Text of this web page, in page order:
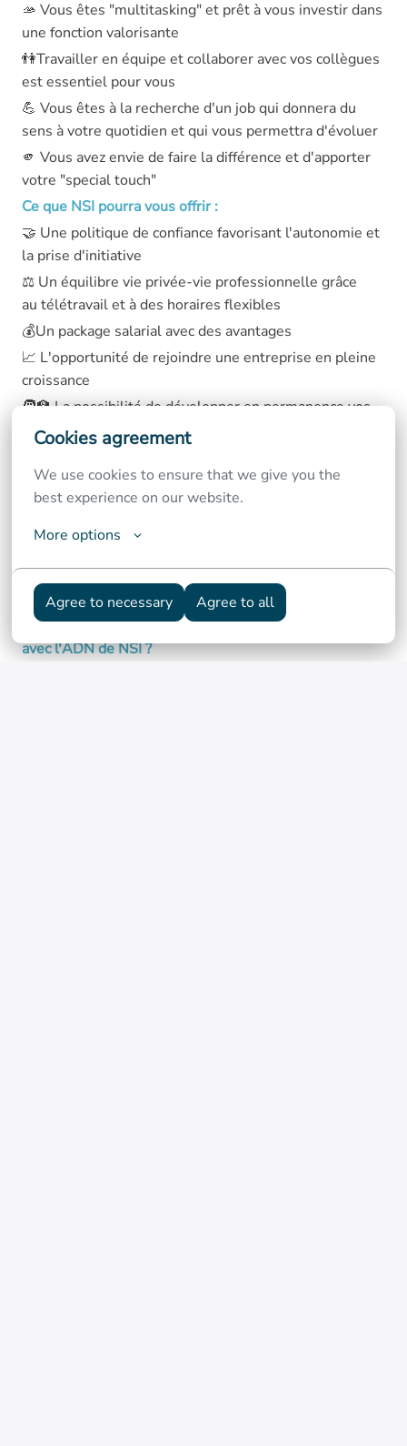
Cookies agreement
We use cookies to ensure that we give you the
best experience on our website.
More options
Agree to necessary Agree to all
🫴 Vous êtes "multitasking" et prêt à vous investir dans
une fonction valorisante
👫Travailler en équipe et collaborer avec vos collègues
est essentiel pour vous
💪 Vous êtes à la recherche d'un job qui donnera du
sens à votre quotidien et qui vous permettra d'évoluer
🫵 Vous avez envie de faire la différence et d'apporter
votre "special touch"
Ce que NSI pourra vous offrir :
🤝 Une politique de confiance favorisant l'autonomie et
la prise d'initiative
⚖️ Un équilibre vie privée-vie professionnelle grâce
au télétravail et à des horaires flexibles
💰Un package salarial avec des avantages
📈 L'opportunité de rejoindre une entreprise en pleine
croissance
🧑‍🏫 La possibilité de développer en permanence vos
compétences
passionnantes
👊 Faire partie d'une entreprise solidaire et dynamique
👩🏼‍🤝‍👨🏽 Des activités pour se réunir et partager
et teambuildings sont au rendez-vous
Vous vous retrouvez dans ce profil ?
Votre personnalité et votre expérience matchent-elles
avec l'ADN de NSI ?